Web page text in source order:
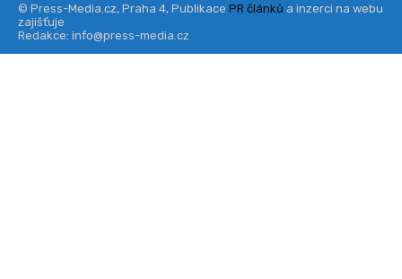
© Press-Media.cz, Praha 4, Publikace PR článků a inzerci na webu
zajišťuje
Redakce: info@press-media.cz